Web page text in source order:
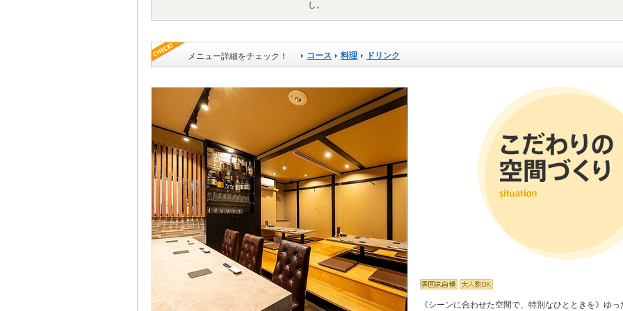
し。
メニュー詳細をチェック！ コース 料理 ドリンク
《シーンに合わせた空間で、特別なひとときを》ゆっ